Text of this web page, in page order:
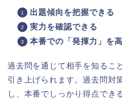
出題傾向を把握できる
実力を確認できる
本番での「発揮力」を
過去問を通じて相手を知るこ
引き上げられます。過去問対
し、本番でしっかり得点でき